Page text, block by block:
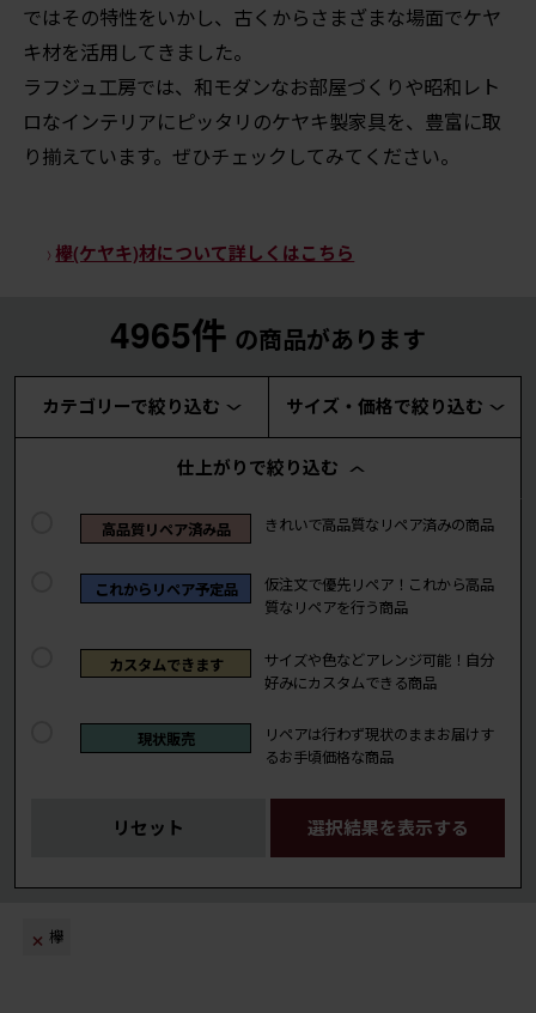
ではその特性をいかし、古くからさまざまな場面でケヤ
キ材を活用してきました。
ラフジュ工房では、和モダンなお部屋づくりや昭和レト
ロなインテリアにピッタリのケヤキ製家具を、豊富に取
り揃えています。ぜひチェックしてみてください。
欅(ケヤキ)材について詳しくはこちら
4965件 の商品があります
カテゴリーで絞り込む サイズ・価格で絞り込む
仕上がりで絞り込む
高品質リペア済み品 きれいで高品質なリペア済みの商品
これからリペア予定品
仮注文で優先リペア！これから高品
質なリペアを行う商品
カスタムできます
サイズや色などアレンジ可能！自分
好みにカスタムできる商品
現状販売
リペアは行わず現状のままお届けす
るお手頃価格な商品
リセット 選択結果を表示する
欅